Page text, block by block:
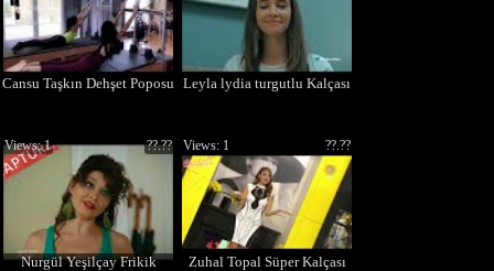
Cansu Taşkın Dehşet Poposu Leyla lydia turgutlu Kalçası
Nurgül Yeşilçay Frikik
??.??
Views: 1
Zuhal Topal Süper Kalçası
??.??
Views: 1